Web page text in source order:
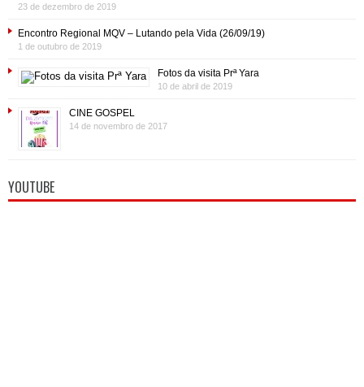
23 de dezembro de 2019
Encontro Regional MQV – Lutando pela Vida (26/09/19)
1 de outubro de 2019
Fotos da visita Prª Yara
10 de abril de 2019
CINE GOSPEL
14 de novembro de 2017
YOUTUBE